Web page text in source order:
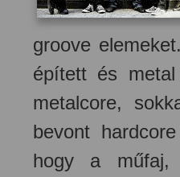
groove
épített és
metalcore,
bevont
hogy a műfaj,